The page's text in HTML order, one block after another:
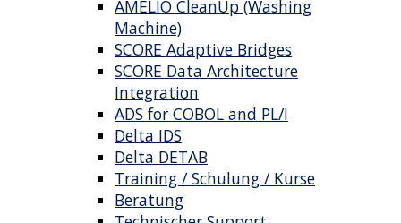
AMELIO CleanUp (Washing
Machine)
SCORE Adaptive Bridges
SCORE Data Architecture
Integration
ADS for COBOL and PL/I
Delta IDS
Delta DETAB
Training / Schulung / Kurse
Beratung